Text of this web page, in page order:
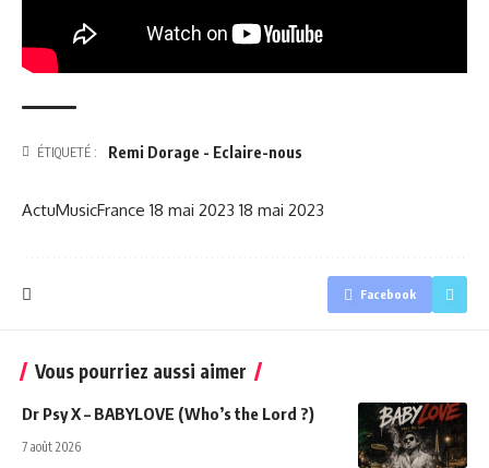
ÉTIQUETÉ : Remi Dorage - Eclaire-nous
ActuMusicFrance 18 mai 2023 18 mai 2023
Facebook
Vous pourriez aussi aimer
Dr Psy X – BABYLOVE (Who’s the Lord ?)
7 août 2026